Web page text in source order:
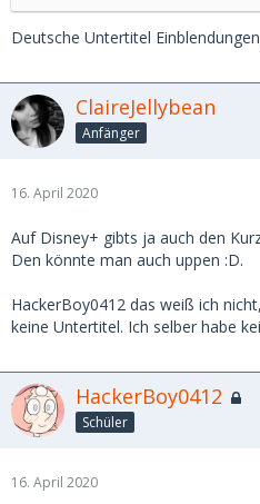
Deutsche Untertitel
ClaireJellybean
Anfänger
16. April 2020
Auf Disney+ gibts ja auch den
Den könnte man auch uppen :D.
HackerBoy0412 das weiß ich
keine Untertitel. Ich selber habe
HackerBoy0412
Schüler
16. April 2020